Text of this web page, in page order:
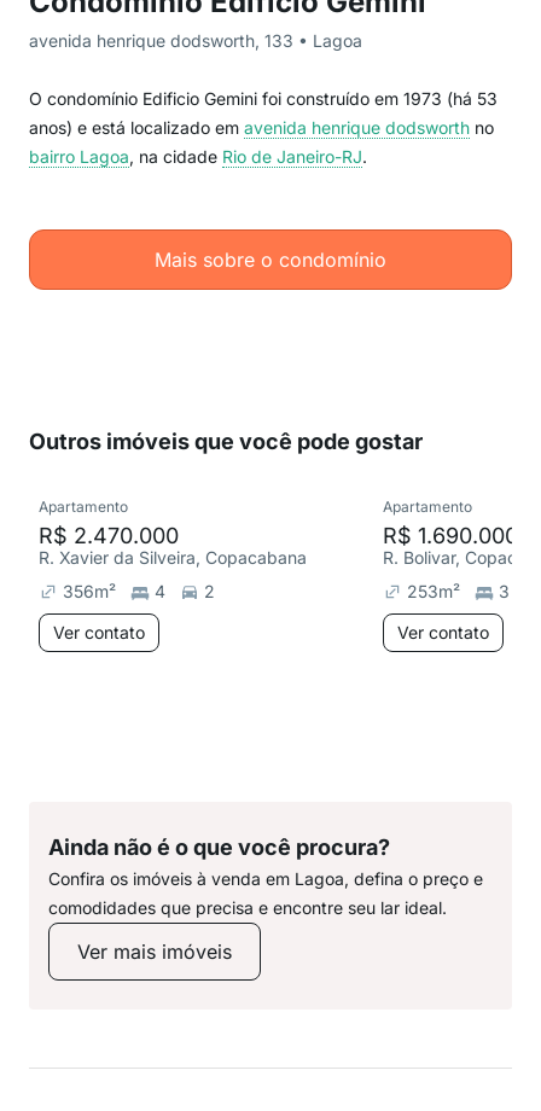
avenida henrique dodsworth, 133 • Lagoa
O condomínio Edificio Gemini foi construído em 1973 (há 53
anos) e está localizado em avenida henrique dodsworth no
bairro Lagoa, na cidade Rio de Janeiro-RJ.
Mais sobre o condomínio
Outros imóveis que você pode gostar
Apartamento
R$ 2.470.000
R. Xavier da Silveira, Copacabana
356m² 4
2
Ver contato
Apartamento
R$ 1.690.000
R. Bolivar,
253m²
3
Ver contato
Ainda não é o que você procura?
Confira os imóveis à venda em Lagoa, defina o preço e
comodidades que precisa e encontre seu lar ideal.
Ver mais imóveis